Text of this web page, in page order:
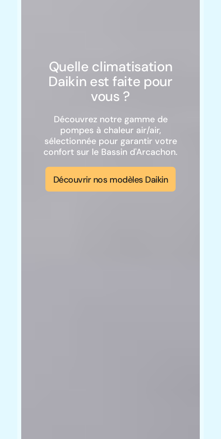
Quelle climatisation
Daikin est faite pour
vous ?
Découvrez notre gamme de
pompes à chaleur air/air,
sélectionnée pour garantir votre
confort sur le Bassin d'Arcachon.
Découvrir nos modèles Daikin